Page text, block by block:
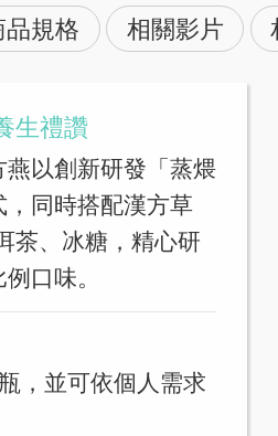
品規格 相關影片
生禮讚
以創新研發「蒸煨
同時搭配漢方草
茶、冰糖，精心研
口味。
，並可依個人需求